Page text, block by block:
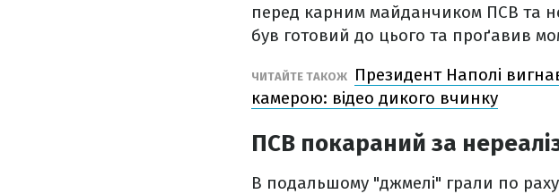
перед карним майданчиком ПСВ та
був готовий до цього та проґавив
ЧИТАЙТЕ ТАКОЖ
Президент Наполі
камерою: відео дикого вчинку
ПСВ покараний за
В подальшому "джмелі" грали по